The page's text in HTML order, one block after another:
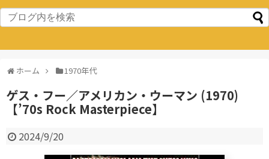
ホーム 1970年代
ゲス・フー／アメリカン・ウーマン (1970)
【’70s Rock Masterpiece】
2024/9/20